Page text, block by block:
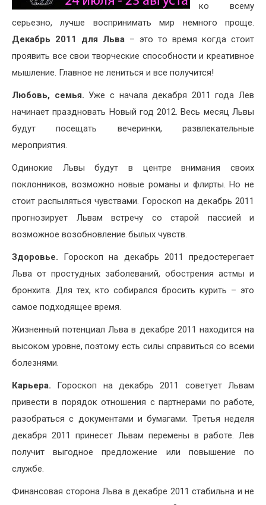
ко всему
серьезно, лучше воспринимать мир немного проще.
Декабрь 2011 для Льва – это то время когда стоит
проявить все свои творческие способности и креативное
мышление. Главное не лениться и все получится!
Любовь, семья. Уже с начала декабря 2011 года Лев
начинает праздновать Новый год 2012. Весь месяц Львы
будут посещать вечеринки, развлекательные
мероприятия.
Одинокие Львы будут в центре внимания своих
поклонников, возможно новые романы и флирты. Но не
стоит распыляться чувствами. Гороскоп на декабрь 2011
прогнозирует Львам встречу со старой пассией и
возможное возобновление былых чувств.
Здоровье. Гороскоп на декабрь 2011 предостерегает
Льва от простудных заболеваний, обострения астмы и
бронхита. Для тех, кто собирался бросить курить – это
самое подходящее время.
Жизненный потенциал Льва в декабре 2011 находится на
высоком уровне, поэтому есть силы справиться со всеми
болезнями.
Карьера. Гороскоп на декабрь 2011 советует Львам
привести в порядок отношения с партнерами по работе,
разобраться с документами и бумагами. Третья неделя
декабря 2011 принесет Львам перемены в работе. Лев
получит выгодное предложение или повышение по
службе.
Финансовая сторона Льва в декабре 2011 стабильна и не